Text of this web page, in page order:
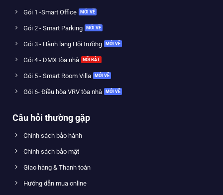
Gói 1 -Smart Office
Gói 2 - Smart Parking
Gói 3 - Hành lang Hội trường
Gói 4 - DMX tòa nhà
Gói 5 - Smart Room Villa
Gói 6- Điều hòa VRV tòa nhà
Câu hỏi thường gặp
Chính sách bảo hành
Chính sách bảo mật
Giao hàng & Thanh toán
Hướng dẫn mua online